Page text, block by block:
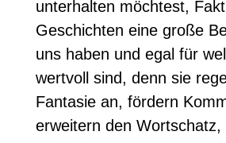
unterhalten möchtest,
Geschichten eine große
uns haben und egal für
wertvoll sind, denn sie
Fantasie an, fördern
erweitern den Wortschatz,